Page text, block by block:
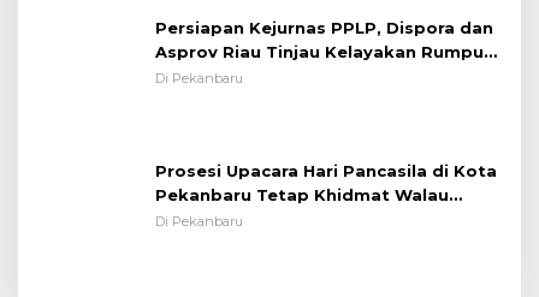
Persiapan Kejurnas PPLP, Dispora dan
Asprov Riau Tinjau Kelayakan Rumput
Lapangan Sepakbola
Di Pekanbaru
Prosesi Upacara Hari Pancasila di Kota
Pekanbaru Tetap Khidmat Walau
Dalam Ruangan
Di Pekanbaru